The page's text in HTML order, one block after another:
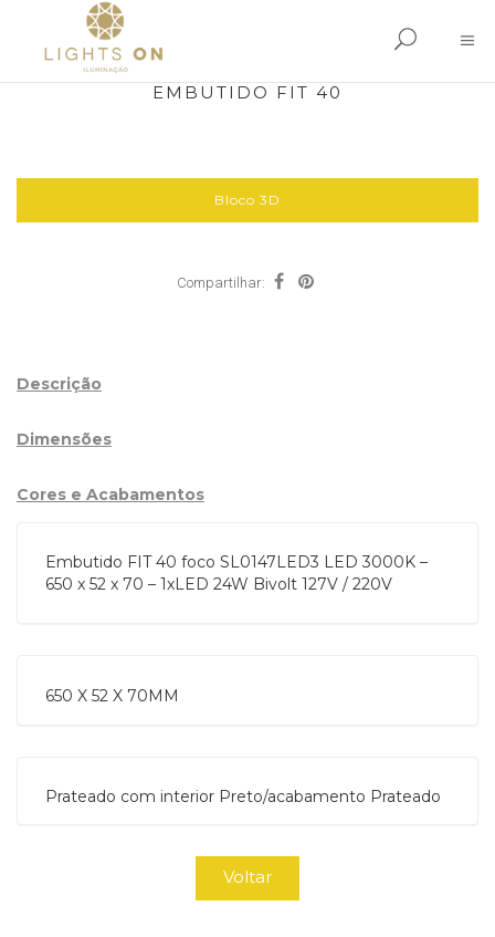
EMBUTIDO FIT 40
Bloco 3D
Compartilhar:
Descrição
Dimensões
Cores e Acabamentos
Embutido FIT 40 foco SL0147LED3 LED 3000K –
650 x 52 x 70 – 1xLED 24W Bivolt 127V / 220V
650 X 52 X 70MM
Prateado com interior Preto/acabamento Prateado
Voltar